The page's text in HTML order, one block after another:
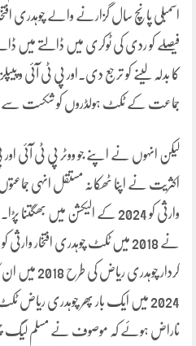
اسمبلی پانچ سال گزارنے والے چوہدری
کا بدلہ لینے کو ترجع دی۔اور پی ٹی آئی و
جماعت کے ٹکٹ ہولڈروں کو شکست سے
لیکن انہوں نے اپنے جو ووٹر پی ٹی آئی
اکثریت نے اپنا ٹھکانہ مستقل انہی جماعتوں
کردار چوہدری
2024 میں ایک بار پھر چوہدری ریاض
ناراض ہوئے کہ موصوف نے مسلم لیگ چھوڑ